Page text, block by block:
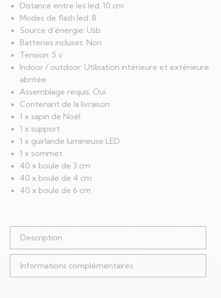
Distance entre les led: 10 cm
Modes de flash led: 8
Source d’énergie: Usb
Batteries incluses: Non
Tension: 5 v
Indoor / outdoor: Utilisation intérieure et extérieure
abritée
Assemblage requis: Oui
Contenant de la livraison:
1 x sapin de Noël
1 x support
1 x guirlande lumineuse LED
1 x sommet
40 x boule de 3 cm
40 x boule de 4 cm
40 x boule de 6 cm
Description
Informations complémentaires